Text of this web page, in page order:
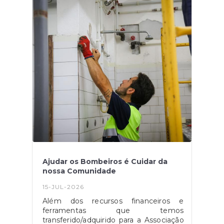
ainda durarão longos meses, sendo a
prioridade os acessos a habitações e/ou
empresas.Mantemos todos os recursos
empenhados nestes trabalhos.
Ajudar os Bombeiros é Cuidar da
nossa Comunidade
15-JUL-2026
Além dos recursos financeiros e
ferramentas que temos
transferido/adquirido para a Associação